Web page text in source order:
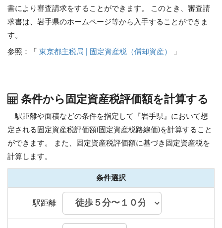
書により審査請求をすることができます。 このとき、審査請
求書は、岩手県のホームページ等から入手することができま
す。
参照：「 東京都主税局 | 固定資産税（償却資産） 」
条件から固定資産税評価額を計算する
駅距離や面積などの条件を指定して『岩手県』において想
定される固定資産税評価額(固定資産税路線価)を計算すること
ができます。
また、固定資産税評価額に基づき固定資産税を
計算します。
条件選択
駅距離